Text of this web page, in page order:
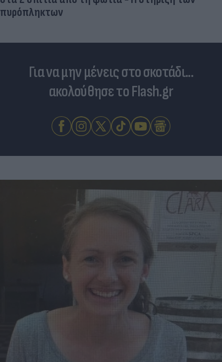
Για να μην μένεις στο σκοτάδι...
ακολούθησε το Flash.gr